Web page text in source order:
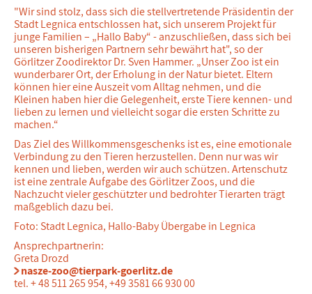
"Wir sind stolz, dass sich die stellvertretende Präsidentin der
Stadt Legnica entschlossen hat, sich unserem Projekt für
junge Familien – „Hallo Baby“ - anzuschließen, dass sich bei
unseren bisherigen Partnern sehr bewährt hat", so der
Görlitzer Zoodirektor Dr. Sven Hammer. „Unser Zoo ist ein
wunderbarer Ort, der Erholung in der Natur bietet. Eltern
können hier eine Auszeit vom Alltag nehmen, und die
Kleinen haben hier die Gelegenheit, erste Tiere kennen- und
lieben zu lernen und vielleicht sogar die ersten Schritte zu
machen.“
Das Ziel des Willkommensgeschenks ist es, eine emotionale
Verbindung zu den Tieren herzustellen. Denn nur was wir
kennen und lieben, werden wir auch schützen. Artenschutz
ist eine zentrale Aufgabe des Görlitzer Zoos, und die
Nachzucht vieler geschützter und bedrohter Tierarten trägt
maßgeblich dazu bei.
Foto: Stadt Legnica, Hallo-Baby Übergabe in Legnica
Ansprechpartnerin:
Greta Drozd
nasze-zoo@tierpark-goerlitz.de
tel. + 48 511 265 954, +49 3581 66 930 00